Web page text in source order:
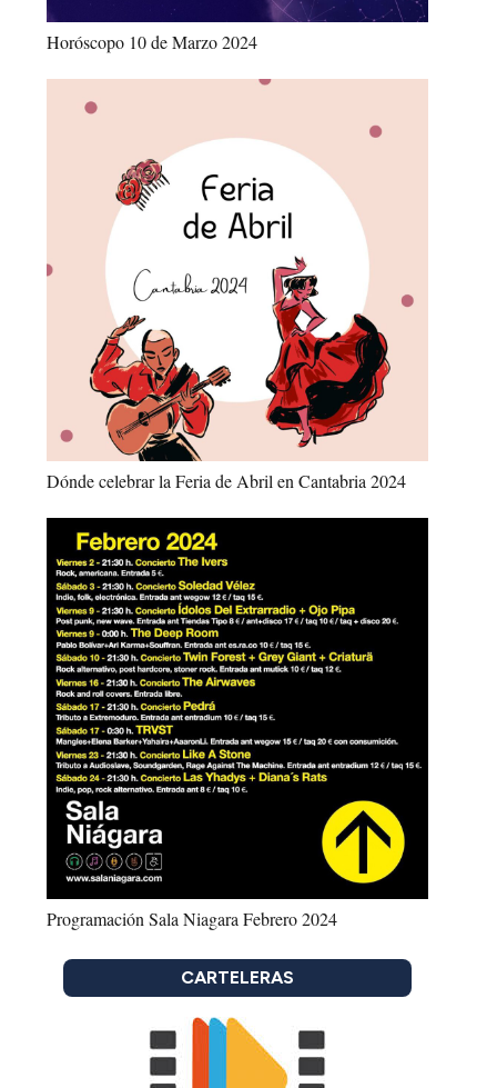
Horóscopo 10 de Marzo 2024
Dónde celebrar la Feria de Abril en Cantabria 2024
Programación Sala Niagara Febrero 2024
CARTELERAS